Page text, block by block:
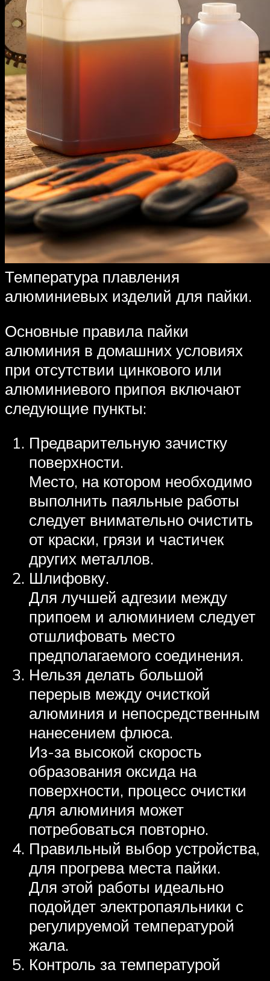
Температура плавления
алюминиевых изделий для пайки.
Основные правила пайки
алюминия в домашних условиях
при отсутствии цинкового или
алюминиевого припоя включают
следующие пункты:
Предварительную зачистку
поверхности.
Место, на котором необходимо
выполнить паяльные работы
следует внимательно очистить
от краски, грязи и частичек
других металлов.
Шлифовку.
Для лучшей адгезии между
припоем и алюминием следует
отшлифовать место
предполагаемого соединения.
Нельзя делать большой
перерыв между очисткой
алюминия и непосредственным
нанесением флюса.
Из-за высокой скорость
образования оксида на
поверхности, процесс очистки
для алюминия может
потребоваться повторно.
Правильный выбор устройства,
для прогрева места пайки.
Для этой работы идеально
подойдет электропаяльники с
регулируемой температурой
жала.
Контроль за температурой